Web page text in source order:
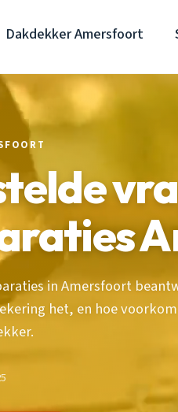
Dakdekker Amersfoort
in Amersfoort
het, en hoe